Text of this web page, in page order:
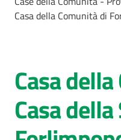
Servizi
Luoghi
di
cura
Casa della Comunità di
Salta al contenuto
Casa
Casa